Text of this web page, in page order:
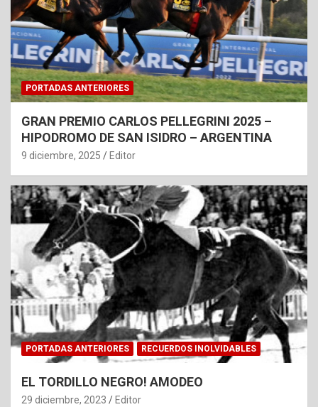
PORTADAS ANTERIORES
GRAN PREMIO CARLOS PELLEGRINI 2025 –
HIPODROMO DE SAN ISIDRO – ARGENTINA
9 diciembre, 2025 Editor
PORTADAS ANTERIORES RECUERDOS INOLVIDABLES
EL TORDILLO NEGRO! AMODEO
29 diciembre, 2023 Editor